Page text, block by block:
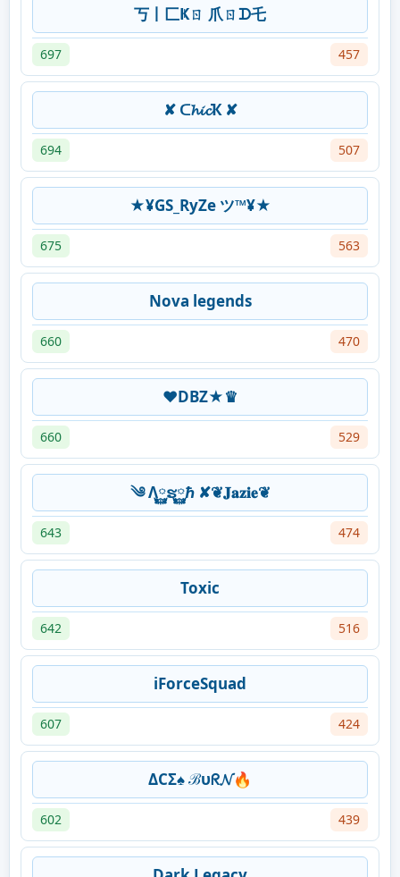
丂丨匚Ҝㄖ 爪ㄖᗪ乇
697 457
✘ ᑕ𝓱𝓲𝓬Ҡ ✘
694 507
★¥GS_RyZe ツ™¥★
675 563
Nova legends
660 470
♥DBZ★♛
660 529
༄ Λ࿆ຮ࿆ℏ ✘❦𝐉𝐚𝐳𝐢𝐞❦
643 474
Toxic
642 516
iForceSquad
607 424
ΔCΣ♠ ℬυᖇ𝓝🔥
602 439